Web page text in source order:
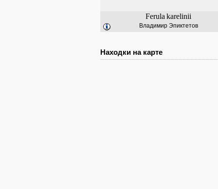
Ferula karelinii
Владимир Эпиктетов
Находки на карте